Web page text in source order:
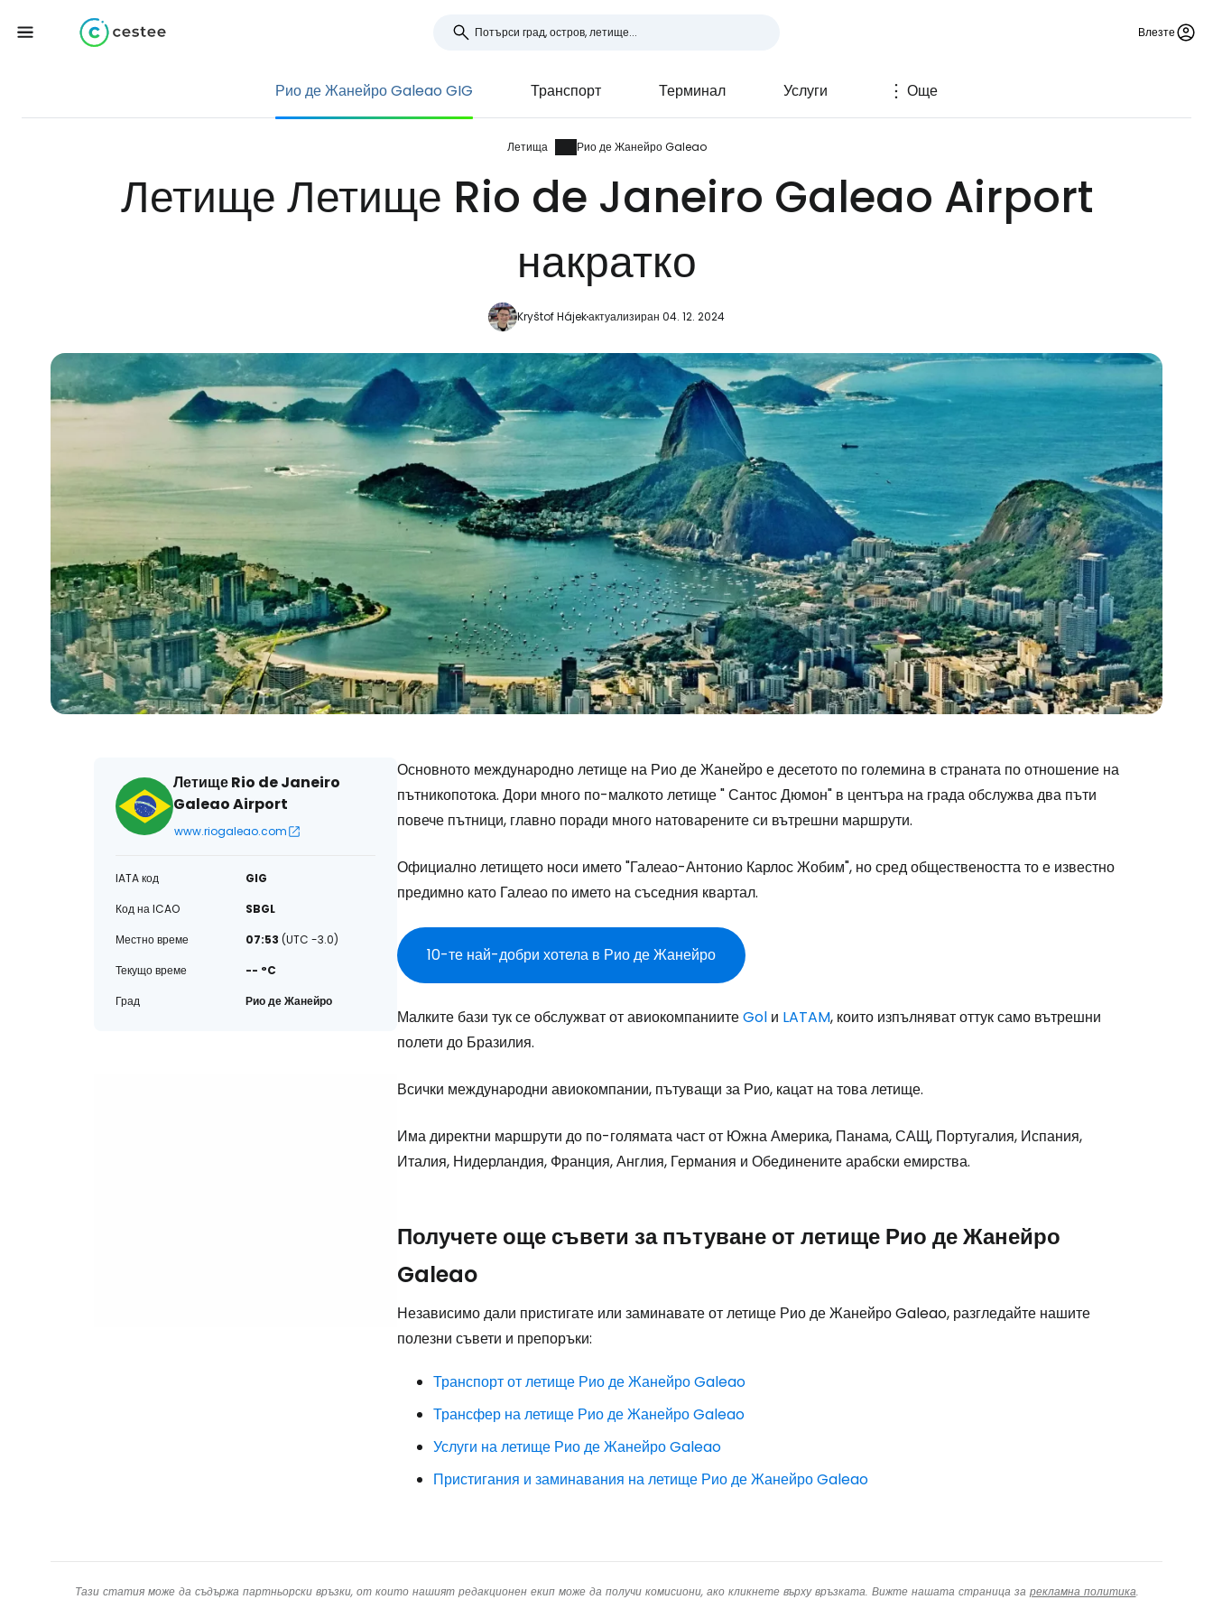
Влезте
Рио де Жанейро Galeao GIG Транспорт Терминал Услуги Още
Летища Рио де Жанейро Galeao
Летище Летище Rio de Janeiro Galeao Airport
накратко
Kryštof Hájekактуализиран 04. 12. 2024
Летище Rio de Janeiro
Galeao Airport
www.riogaleao.com
IATA код
GIG
Код на ICAO
SBGL
Местно време
07:53 (UTC -3.0)
Текущо време
-- °C
Град
Рио де Жанейро
Основното международно летище на Рио де Жанейро е десетото по големина в страната по отношение на
пътникопотока. Дори много по-малкото летище " Сантос Дюмон" в центъра на града обслужва два пъти
повече пътници, главно поради много натоварените си вътрешни маршрути.
Официално летището носи името "Галеао-Антонио Карлос Жобим", но сред обществеността то е известно
предимно като Галеао по името на съседния квартал.
10-те най-добри хотела в Рио де Жанейро
Малките бази тук се обслужват от авиокомпаниитеGol и LATAM, които изпълняват оттук само вътрешни
полети до Бразилия.
Всички международни авиокомпании, пътуващи за Рио, кацат на това летище.
Има директни маршрути до по-голямата част от Южна Америка, Панама, САЩ, Португалия, Испания,
Италия, Нидерландия, Франция, Англия, Германия и Обединените арабски емирства.
Получете още съвети за пътуване от летище Рио де Жанейро
Galeao
Независимо дали пристигате или заминавате от летище Рио де Жанейро Galeao, разгледайте нашите
полезни съвети и препоръки:
Транспорт от летище Рио де Жанейро Galeao
Трансфер на летище Рио де Жанейро Galeao
Услуги на летище Рио де Жанейро Galeao
Пристигания и заминавания на летище Рио де Жанейро Galeao
Тази статия може да съдържа партньорски връзки, от които нашият редакционен екип може да получи комисиони, ако кликнете върху връзката. Вижте нашата страница за рекламна политика.
Влезте в Cestee
Продължете с Google
Продължете с Facebook
Продължете с имейл